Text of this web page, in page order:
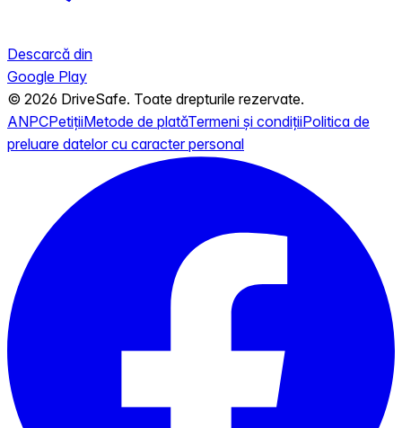
Descarcă din
Google Play
© 2026 DriveSafe. Toate drepturile rezervate.
ANPCPetițiiMetode de platăTermeni și condițiiPolitica de
preluare datelor cu caracter personal